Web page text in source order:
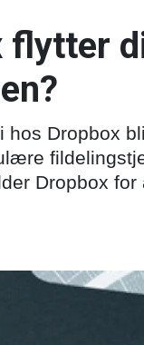
flytter
hos Dropbox
Dropbox for